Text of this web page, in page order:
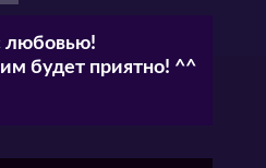
любовью!
будет приятно! ^^